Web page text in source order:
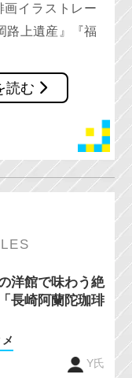
画イラストレー
路上遺産』『福
読む
洋館で味わう絶
長崎阿蘭陀珈琲
Y氏